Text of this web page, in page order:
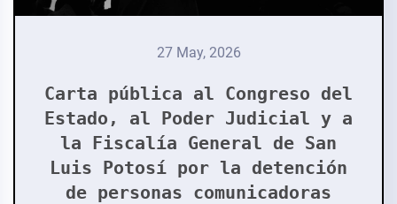
27 May, 2026
Carta pública al Congreso del
Estado, al Poder Judicial y a
la Fiscalía General de San
Luis Potosí por la detención
de personas comunicadoras